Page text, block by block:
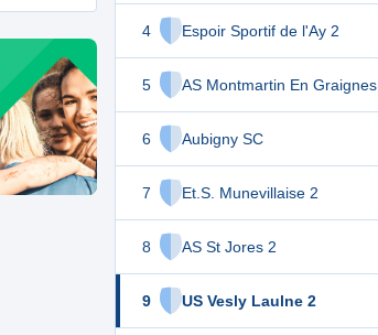
4 Espoir Sportif de l'Ay 2
5 AS Montmartin En Graignes
6 Aubigny SC
7 Et.S. Munevillaise 2
8 AS St Jores 2
9 US Vesly Laulne 2